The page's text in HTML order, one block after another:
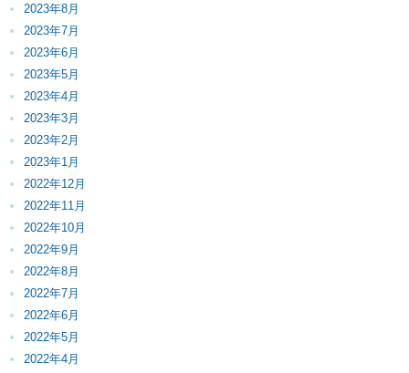
2023年8月
2023年7月
2023年6月
2023年5月
2023年4月
2023年3月
2023年2月
2023年1月
2022年12月
2022年11月
2022年10月
2022年9月
2022年8月
2022年7月
2022年6月
2022年5月
2022年4月